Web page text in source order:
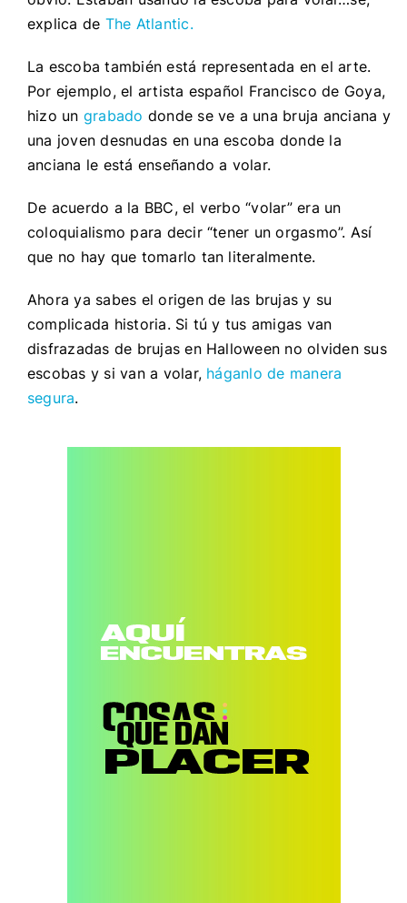
explica de The Atlantic.
La escoba también está representada en el arte.
Por ejemplo, el artista español Francisco de Goya,
hizo un grabado donde se ve a una bruja anciana y
una joven desnudas en una escoba donde la
anciana le está enseñando a volar.
De acuerdo a la BBC, el verbo “volar” era un
coloquialismo para decir “tener un orgasmo”. Así
que no hay que tomarlo tan literalmente.
Ahora ya sabes el origen de las brujas y su
complicada historia. Si tú y tus amigas van
disfrazadas de brujas en Halloween no olviden sus
escobas y si van a volar, háganlo de manera
segura.